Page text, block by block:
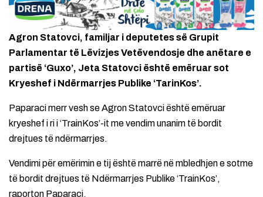
Agron Statovci, familjar i deputetes së Grupit
Parlamentar të Lëvizjes Vetëvendosje dhe anëtare e
partisë ‘Guxo’, Jeta Statovci është emëruar sot
Kryeshef i Ndërmarrjes Publike ‘TarinKos’.
Paparaci merr vesh se Agron Statovci është emëruar
kryeshef i ri i ‘TrainKos’-it me vendim unanim të bordit
drejtues të ndërmarrjes.
Vendimi për emërimin e tij është marrë në mbledhjen e sotme
të bordit drejtues të Ndërmarrjes Publike ‘TrainKos’,
raporton Paparaci.